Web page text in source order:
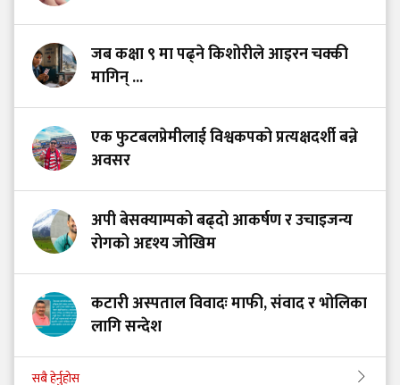
जब कक्षा ९ मा पढ्ने किशोरीले आइरन चक्की
मागिन् ...
एक फुटबलप्रेमीलाई विश्वकपको प्रत्यक्षदर्शी बन्ने
अवसर
अपी बेसक्याम्पको बढ्दो आकर्षण र उचाइजन्य
रोगको अदृश्य जोखिम
कटारी अस्पताल विवादः माफी, संवाद र भोलिका
लागि सन्देश
सबै हेर्नुहोस